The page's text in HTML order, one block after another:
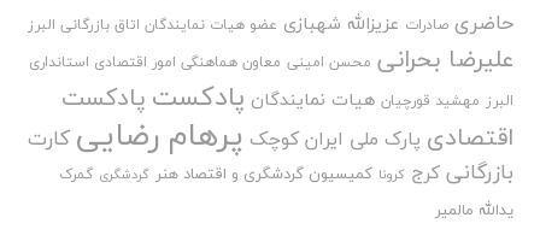
حاضری صادرات عزیزالله شهبازی عضو هیات نمایندگان اتاق بازرگانی البرز
علیرضا بحرانی محسن امینی معاون هماهنگی امور اقتصادی استانداری
البرز مهشید قورچیان هیات نمایندگان پادکست پادکست
اقتصادی پارک ملی ایران کوچک پرهام رضایی کارت
بازرگانی کرج کرونا کمیسیون گردشگری و اقتصاد هنر گردشگری گمرک
یدالله مالمیر